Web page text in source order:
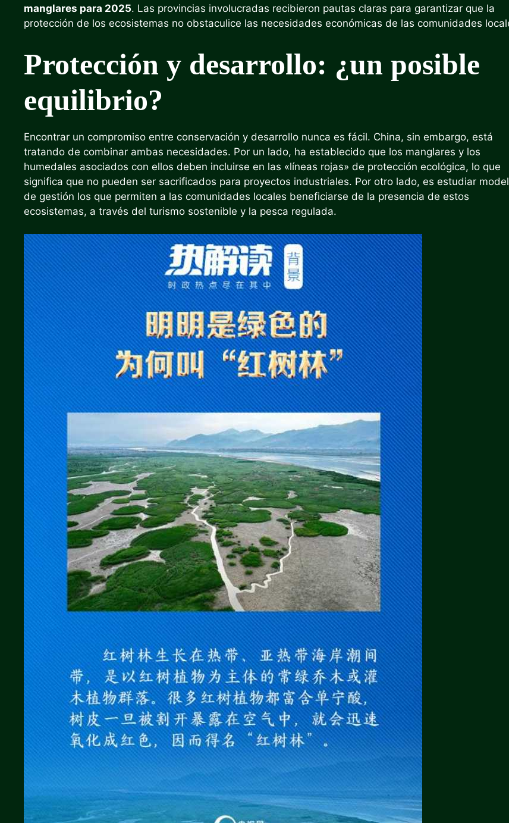
manglares para 2025. Las provincias involucradas recibieron pautas claras para garantizar que la
protección de los ecosistemas no obstaculice las necesidades económicas de las comunidades
Protección y desarrollo: ¿un posible
equilibrio?
Encontrar un compromiso entre conservación y desarrollo nunca es fácil. China, sin embargo, está
tratando de combinar ambas necesidades. Por un lado, ha establecido que los manglares y los
humedales asociados con ellos deben incluirse en las «líneas rojas» de protección ecológica, lo que
significa que no pueden ser sacrificados para proyectos industriales. Por otro lado, es estudiar
de gestión los que permiten a las comunidades locales beneficiarse de la presencia de estos
ecosistemas, a través del turismo sostenible y la pesca regulada.